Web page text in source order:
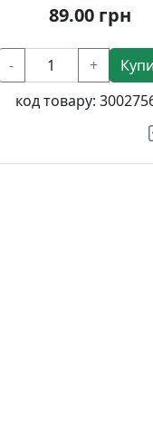
89.00грн
- +
код товару: